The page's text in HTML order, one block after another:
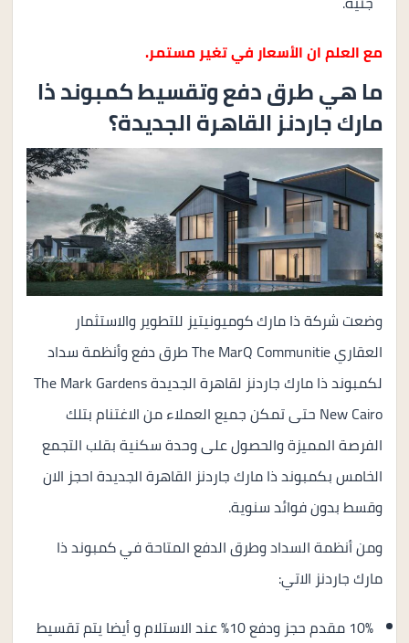
مع العلم ان الأسعار في تغير مستمر.
ما هي طرق دفع وتقسيط كمبوند ذا
مارك جاردنز القاهرة الجديدة؟
وضعت شركة ذا مارك كوميونيتيز للتطوير والاستثمار
العقاري The MarQ Communitie طرق دفع وأنظمة سداد
لكمبوند ذا مارك جاردنز لقاهرة الجديدة The Mark Gardens
New Cairo حتى تمكن جميع العملاء من الاغتنام بتلك
الفرصة المميزة والحصول على وحدة سكنية بقلب التجمع
الخامس بكمبوند ذا مارك جاردنز القاهرة الجديدة احجز الان
وقسط بدون فوائد سنوية.
ومن أنظمة السداد وطرق الدفع المتاحة في كمبوند ذا
مارك جاردنز الاتي:
10% مقدم حجز ودفع 10% عند الاستلام و أيضا يتم تقسيط